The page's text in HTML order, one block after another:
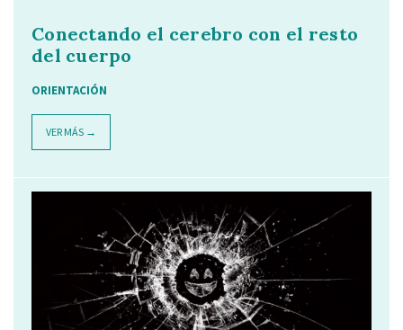
Conectando el cerebro con el resto
del cuerpo
ORIENTACIÓN
VER MÁS →